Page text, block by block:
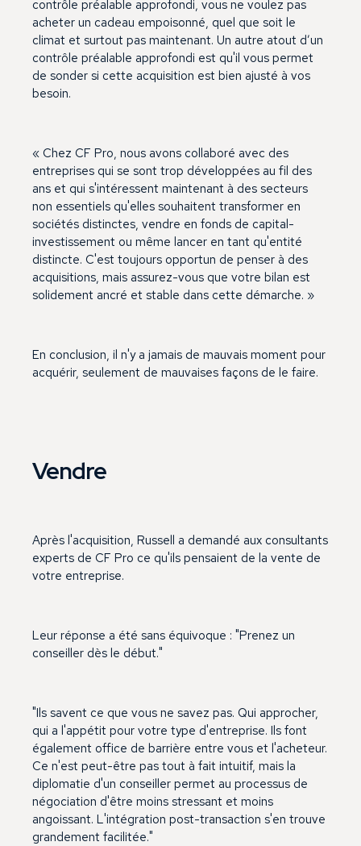
contrôle préalable approfondi, vous ne voulez pas
acheter un cadeau empoisonné, quel que soit le
climat et surtout pas maintenant. Un autre atout d’un
contrôle préalable approfondi est qu'il vous permet
de sonder si cette acquisition est bien ajusté à vos
besoin.
« Chez CF Pro, nous avons collaboré avec des
entreprises qui se sont trop développées au fil des
ans et qui s'intéressent maintenant à des secteurs
non essentiels qu'elles souhaitent transformer en
sociétés distinctes, vendre en fonds de capital-
investissement ou même lancer en tant qu'entité
distincte. C'est toujours opportun de penser à des
acquisitions, mais assurez-vous que votre bilan est
solidement ancré et stable dans cette démarche. »
En conclusion, il n'y a jamais de mauvais moment pour
acquérir, seulement de mauvaises façons de le faire.
Vendre
Après l'acquisition, Russell a demandé aux consultants
experts de CF Pro ce qu'ils pensaient de la vente de
votre entreprise.
Leur réponse a été sans équivoque : "Prenez un
conseiller dès le début."
"Ils savent ce que vous ne savez pas. Qui approcher,
qui a l'appétit pour votre type d'entreprise. Ils font
également office de barrière entre vous et l'acheteur.
Ce n'est peut-être pas tout à fait intuitif, mais la
diplomatie d'un conseiller permet au processus de
négociation d'être moins stressant et moins
angoissant. L'intégration post-transaction s'en trouve
grandement facilitée."